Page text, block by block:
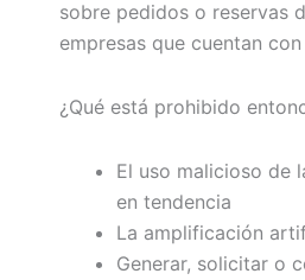
sobre pedidos o reservas
empresas que cuentan
¿Qué está prohibido
El uso malicioso de
en tendencia
La amplificación
Generar, solicitar o